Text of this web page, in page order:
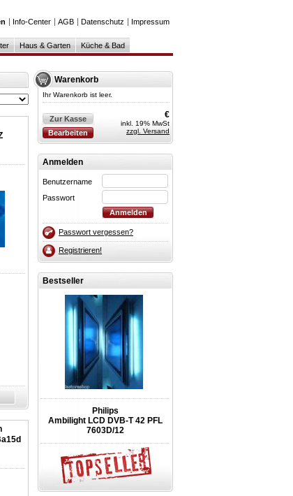
Info-Center AGB Datenschutz Impressum
Haus & Garten Küche & Bad
Warenkorb
Ihr Warenkorb ist leer.
€
inkl. 19% MwSt
zzgl. Versand
Zur Kasse
Bearbeiten
Anmelden
Benutzername
Passwort
Passwort vergessen?
Registrieren!
Bestseller
Philips
Ambilight LCD DVB-T 42 PFL
7603D/12